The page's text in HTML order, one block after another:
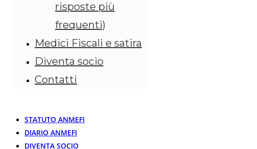
risposte più
frequenti)
Medici Fiscali e satira
Diventa socio
Contatti
STATUTO ANMEFI
DIARIO ANMEFI
DIVENTA SOCIO